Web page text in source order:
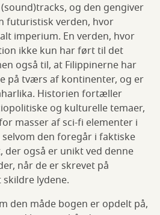
og den gengiver
futuristisk verden, hvor
imperium. En verden, hvor
ikke kun har ført til det
også til, at Filippinerne har
på tværs af kontinenter, og er
Historien fortæller
og kulturelle temaer,
masser af sci-fi elementer i
den foregår i faktiske
der også er unikt ved denne
når de er skrevet på
lydene.
den måde bogen er opdelt på,